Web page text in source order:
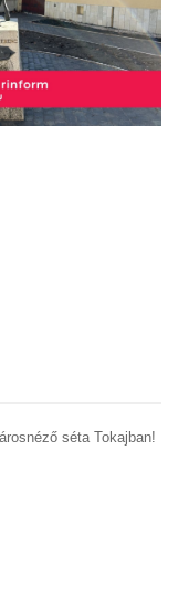
séta Tokajban!